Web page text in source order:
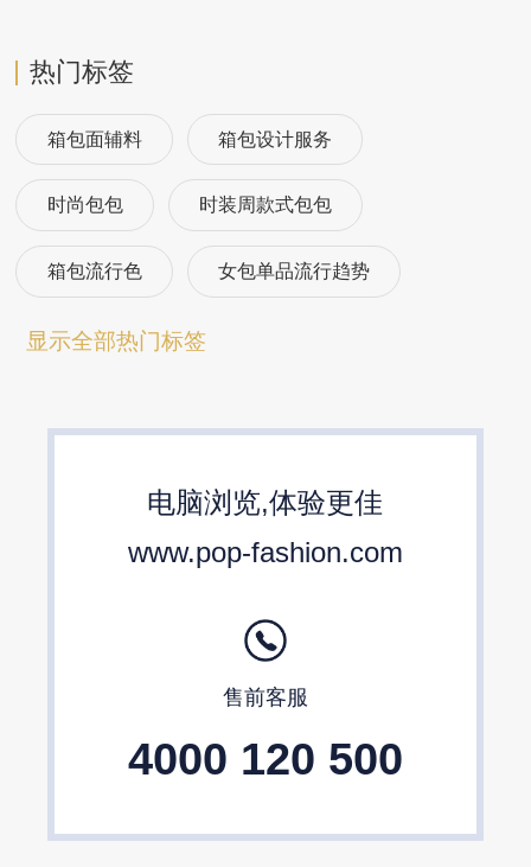
热门标签
箱包面辅料 箱包设计服务
时尚包包 时装周款式包包
箱包流行色 女包单品流行趋势
箱包流行趋势预测
显示全部热门标签
电脑浏览,体验更佳
www.pop-fashion.com
售前客服
4000 120 500